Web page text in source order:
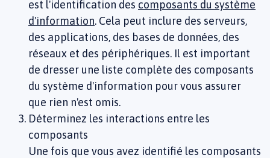
est l'identification des composants du système
d'information. Cela peut inclure des serveurs,
des applications, des bases de données, des
réseaux et des périphériques. Il est important
de dresser une liste complète des composants
du système d'information pour vous assurer
que rien n'est omis.
Déterminez les interactions entre les
composants
Une fois que vous avez identifié les composants